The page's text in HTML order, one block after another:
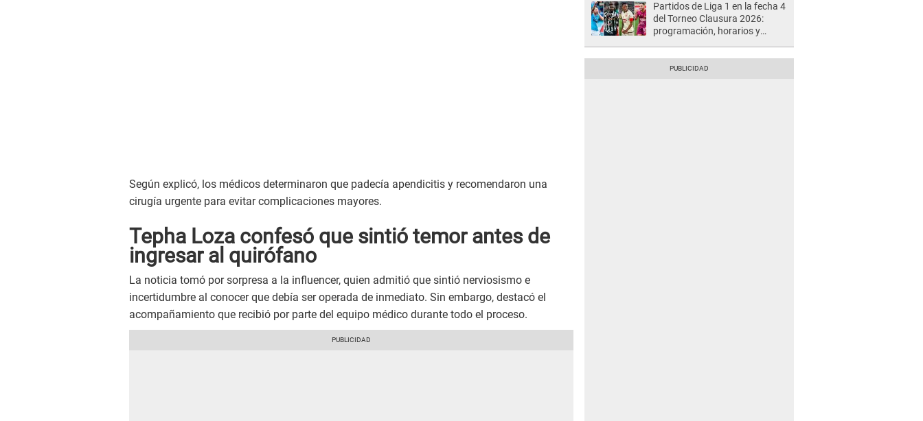
Según explicó, los médicos determinaron que padecía apendicitis y recomendaron una
cirugía urgente para evitar complicaciones mayores.
Tepha Loza confesó que sintió temor antes de
ingresar al quirófano
La noticia tomó por sorpresa a la influencer, quien admitió que sintió nerviosismo e
incertidumbre al conocer que debía ser operada de inmediato. Sin embargo, destacó el
acompañamiento que recibió por parte del equipo médico durante todo el proceso.
Partidos de Liga 1 en la fecha 4
del Torneo Clausura 2026:
programación, horarios y